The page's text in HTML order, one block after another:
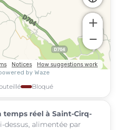
Bloqué
réel à Saint-Cirq-
dessus, alimentée par